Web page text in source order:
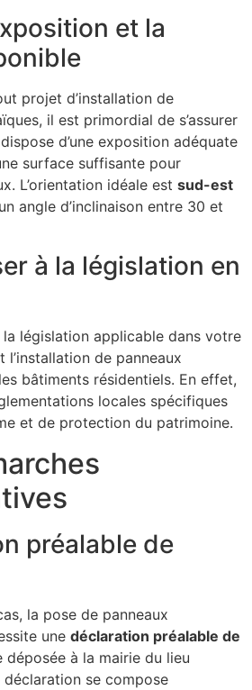
et la
projet d’installation de
il est primordial de s’assurer
d’une exposition adéquate
surface suffisante pour
L’orientation idéale est sud-est
angle d’inclinaison entre 30 et
à la législation en
la législation applicable dans votre
l’installation de panneaux
bâtiments résidentiels. En effet,
locales spécifiques
et de protection du patrimoine.
préalable de
la pose de panneaux
une déclaration préalable de
déposée à la mairie du lieu
déclaration se compose